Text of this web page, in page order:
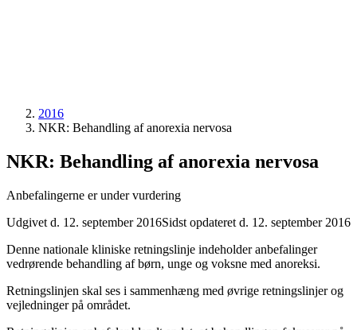
2016
NKR: Behandling af anorexia nervosa
NKR: Behandling af anorexia nervosa
Anbefalingerne er under vurdering
Udgivet d. 12. september 2016Sidst opdateret d. 12. september 2016
Denne nationale kliniske retningslinje indeholder anbefalinger
vedrørende behandling af børn, unge og voksne med anoreksi.
Retningslinjen skal ses i sammenhæng med øvrige retningslinjer og
vejledninger på området.